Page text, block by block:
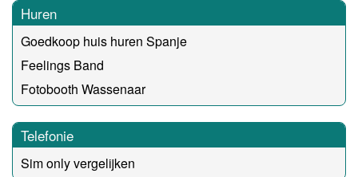
Huren
Goedkoop huis huren Spanje
Feelings Band
Fotobooth Wassenaar
Telefonie
Sim only vergelijken